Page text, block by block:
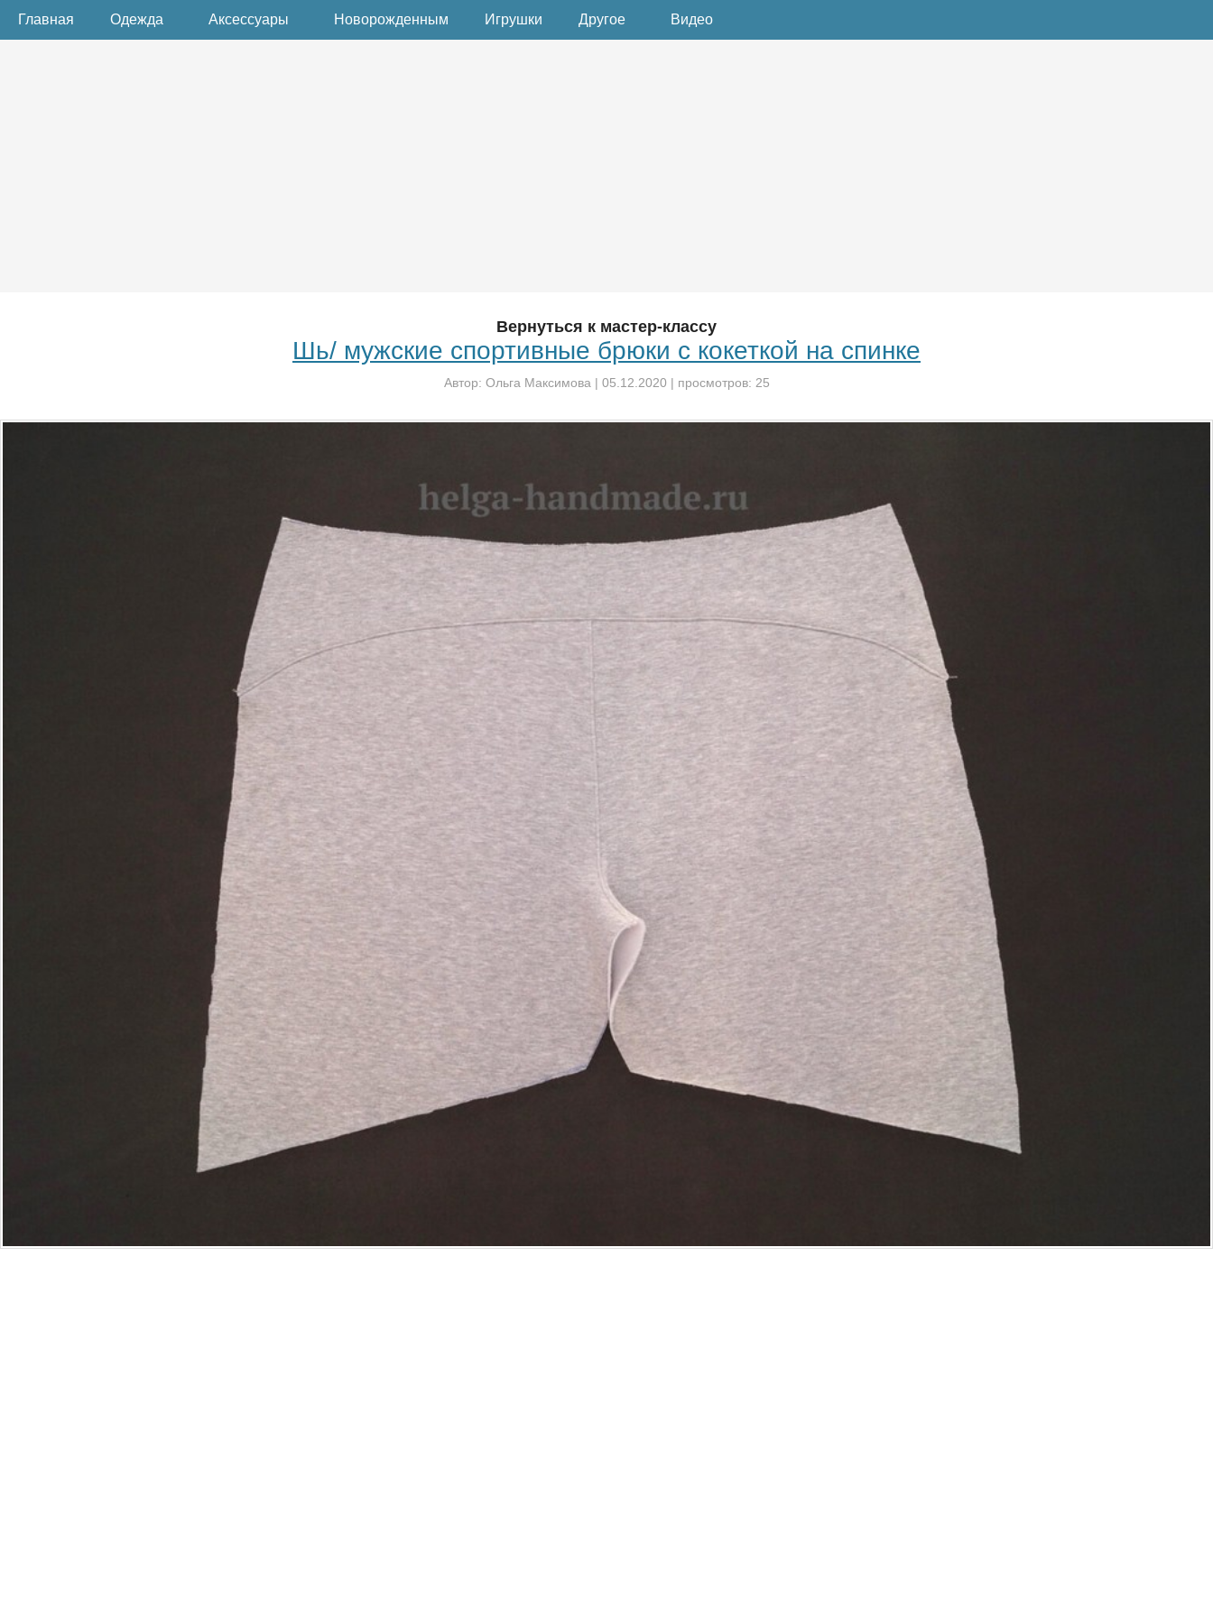
Главная Одежда Аксессуары Новорожденным Игрушки Другое Видео
Вернуться к мастер-классу
Шь/ мужские спортивные брюки с кокеткой на спинке
Автор: Ольга Максимова | 05.12.2020 | просмотров: 25